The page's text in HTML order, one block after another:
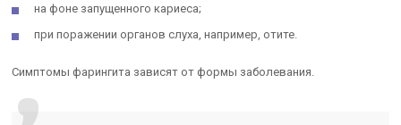
на фоне запущенного кариеса;
при поражении органов слуха, например, отите.
Симптомы фарингита зависят от формы заболевания.